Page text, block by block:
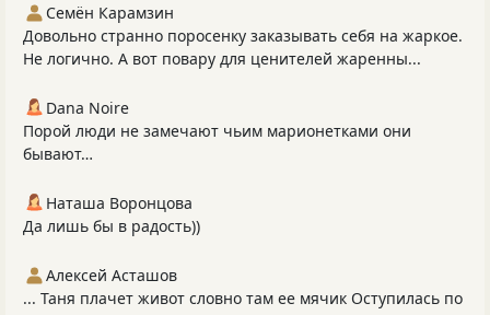
Семён Карамзин
Довольно странно поросенку заказывать себя на жаркое.
Не логично. А вот повару для ценителей жаренны...
Dana Noire
Порой люди не замечают чьим марионетками они
бывают…
Наташа Воронцова
Да лишь бы в радость))
Алексей Асташов
... Таня плачет живот словно там ее мячик Оступилась по